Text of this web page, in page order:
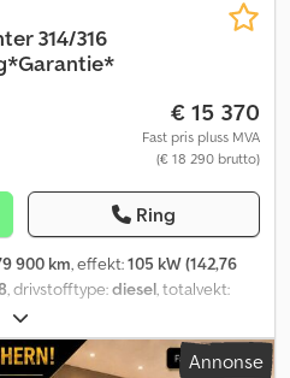
314/316
€ 15 370
Fast pris pluss MVA
(€ 18 290 brutto)
Ring
900 km, effekt:105 kW (142,76
, drivstofftype:diesel, totalvekt:
mekanisk
mm, lasteromslengde:4 300
, lasteromshøyde: 1 920 mm,
Annonse